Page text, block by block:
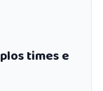
times e